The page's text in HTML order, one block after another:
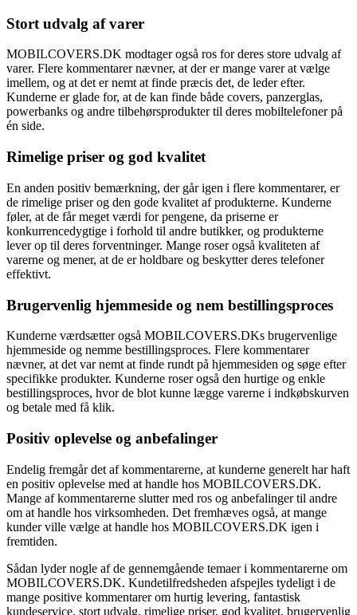
Stort udvalg af varer
MOBILCOVERS.DK modtager også ros for deres store udvalg af
varer. Flere kommentarer nævner, at der er mange varer at vælge
imellem, og at det er nemt at finde præcis det, de leder efter.
Kunderne er glade for, at de kan finde både covers, panzerglas,
powerbanks og andre tilbehørsprodukter til deres mobiltelefoner på
én side.
Rimelige priser og god kvalitet
En anden positiv bemærkning, der går igen i flere kommentarer, er
de rimelige priser og den gode kvalitet af produkterne. Kunderne
føler, at de får meget værdi for pengene, da priserne er
konkurrencedygtige i forhold til andre butikker, og produkterne
lever op til deres forventninger. Mange roser også kvaliteten af
varerne og mener, at de er holdbare og beskytter deres telefoner
effektivt.
Brugervenlig hjemmeside og nem bestillingsproces
Kunderne værdsætter også MOBILCOVERS.DKs brugervenlige
hjemmeside og nemme bestillingsproces. Flere kommentarer
nævner, at det var nemt at finde rundt på hjemmesiden og søge efter
specifikke produkter. Kunderne roser også den hurtige og enkle
bestillingsproces, hvor de blot kunne lægge varerne i indkøbskurven
og betale med få klik.
Positiv oplevelse og anbefalinger
Endelig fremgår det af kommentarerne, at kunderne generelt har haft
en positiv oplevelse med at handle hos MOBILCOVERS.DK.
Mange af kommentarerne slutter med ros og anbefalinger til andre
om at handle hos virksomheden. Det fremhæves også, at mange
kunder ville vælge at handle hos MOBILCOVERS.DK igen i
fremtiden.
Sådan lyder nogle af de gennemgående temaer i kommentarerne om
MOBILCOVERS.DK. Kundetilfredsheden afspejles tydeligt i de
mange positive kommentarer om hurtig levering, fantastisk
kundeservice, stort udvalg, rimelige priser, god kvalitet, brugervenlig